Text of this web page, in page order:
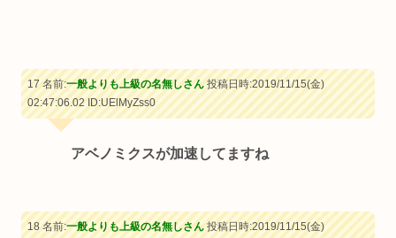
17 名前:一般よりも上級の名無しさん投稿日時:2019/11/15(金)
02:47:06.02ID:UElMyZss0
アベノミクスが加速してますね
18 名前:一般よりも上級の名無しさん投稿日時:2019/11/15(金)